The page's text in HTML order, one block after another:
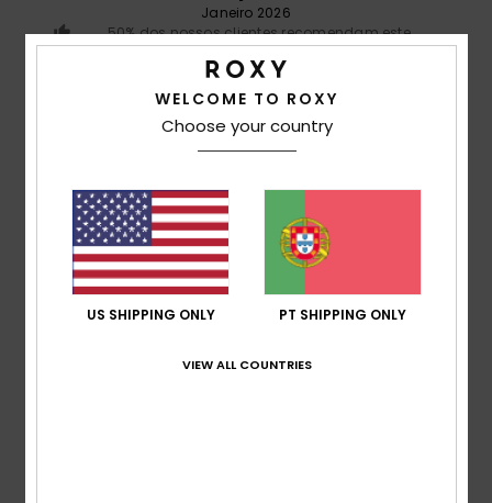
Janeiro 2026
50% dos nossos clientes recomendam este
produto
Conforto
5.0
Relação qualidade/preço
Tamanho
Muito pequenoDemasiado grande
5.0
WELCOME TO ROXY
Choose your country
US SHIPPING ONLY PT SHIPPING ONLY
VIEW ALL COUNTRIES